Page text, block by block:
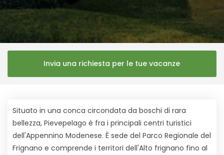
Invia una richiesta per le tue vacanze
Situato in una conca circondata da boschi di rara
bellezza, Pievepelago è fra i principali centri turistici
dell'Appennino Modenese. È sede del Parco Regionale del
Frignano e comprende i territori dell'Alto frignano fino al